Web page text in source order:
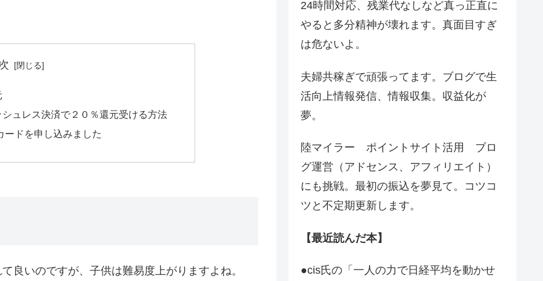
ュレス決済で２０％還元受ける方法
ドを申し込みました
良いのですが、子供は難易度上がりますよね。
24時間対応、残業代なしなど真っ正直に
やると多分精神が壊れます。真面目すぎ
は危ないよ。
夫婦共稼ぎで頑張ってます。ブログで生
活向上情報発信、情報収集。収益化が
夢。
陸マイラー ポイントサイト活用 ブロ
グ運営（アドセンス、アフィリエイト）
にも挑戦。最初の振込を夢見て。コツコ
ツと不定期更新します。
【最近読んだ本】
●cis氏の「一人の力で日経平均を動かせ